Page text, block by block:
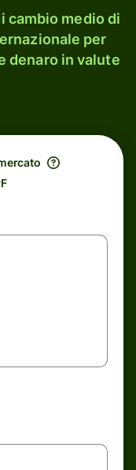
cambio medio di
per
denaro in valute